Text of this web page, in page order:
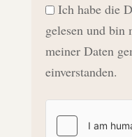
Ich habe die
gelesen und bin
meiner Daten
einverstanden.